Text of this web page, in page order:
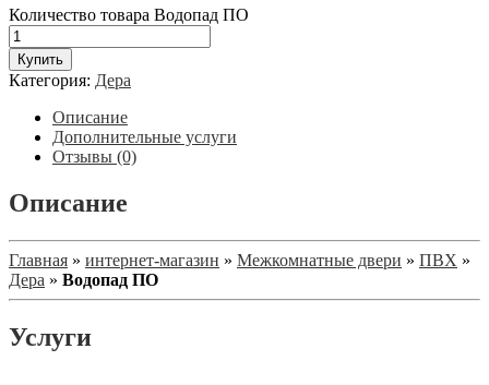
Количество товара Водопад ПО
Купить
Категория: Дера
Описание
Дополнительные услуги
Отзывы (0)
Описание
Главная » интернет-магазин » Межкомнатные двери » ПВХ »
Дера » Водопад ПО
Услуги